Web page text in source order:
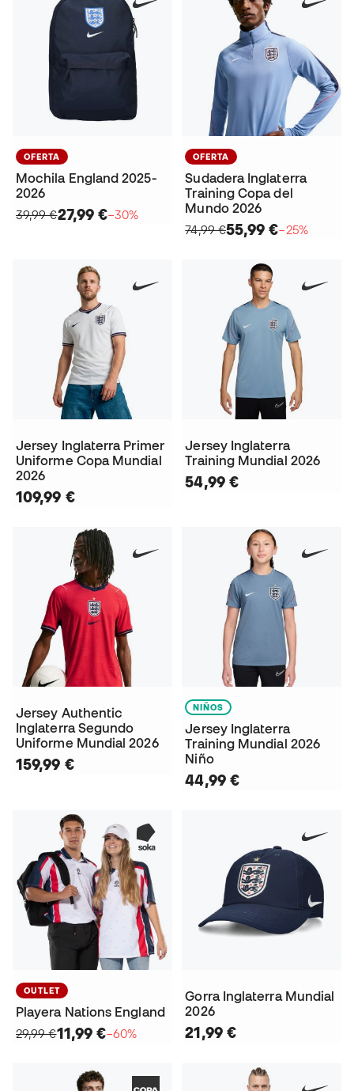
OFERTA
Mochila England 2025-
2026
39,99 €27,99 €−30%
OFERTA
Sudadera Inglaterra
Training Copa del
Mundo 2026
74,99 €55,99 €−25%
Jersey Inglaterra Primer
Uniforme Copa Mundial
2026
109,99 €
Jersey Inglaterra
Training Mundial 2026
54,99 €
Jersey Authentic
Inglaterra Segundo
Uniforme Mundial 2026
159,99 €
NIÑOS
Jersey Inglaterra
Training Mundial 2026
Niño
44,99 €
OUTLET
Playera Nations England
29,99 €11,99 €−60%
Gorra Inglaterra Mundial
2026
21,99 €